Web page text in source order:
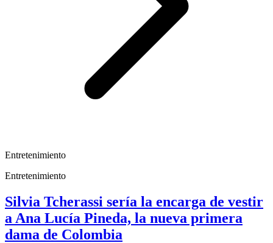
Entretenimiento
Entretenimiento
Silvia Tcherassi sería la encarga de vestir
a Ana Lucía Pineda, la nueva primera
dama de Colombia